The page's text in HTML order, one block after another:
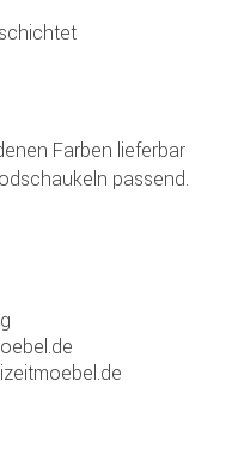
Farben lieferbar
passend.